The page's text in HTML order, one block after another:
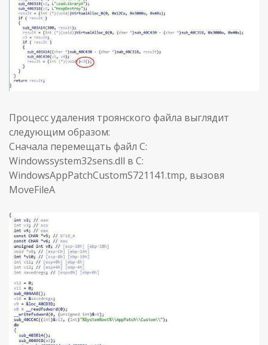
Процесс удаления троянского файла выглядит
следующим образом:
Сначала перемещать файл C:
Windowssystem32sens.dll в C:
WindowsAppPatchCustomS721141.tmp, вызовя
MoveFileA